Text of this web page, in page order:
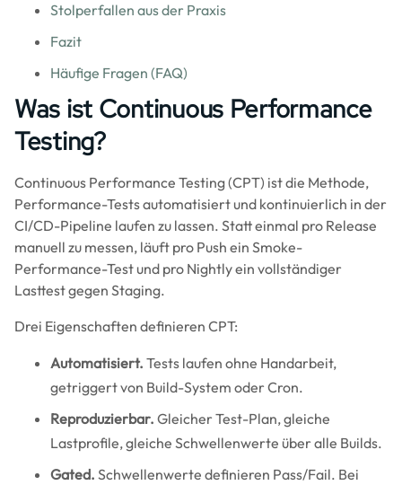
Stolperfallen aus der Praxis
Fazit
Häufige Fragen (FAQ)
Was ist Continuous Performance
Testing?
Continuous Performance Testing (CPT) ist die Methode,
Performance-Tests automatisiert und kontinuierlich in der
CI/CD-Pipeline laufen zu lassen. Statt einmal pro Release
manuell zu messen, läuft pro Push ein Smoke-
Performance-Test und pro Nightly ein vollständiger
Lasttest gegen Staging.
Drei Eigenschaften definieren CPT:
Automatisiert. Tests laufen ohne Handarbeit,
getriggert von Build-System oder Cron.
Reproduzierbar. Gleicher Test-Plan, gleiche
Lastprofile, gleiche Schwellenwerte über alle Builds.
Gated. Schwellenwerte definieren Pass/Fail. Bei